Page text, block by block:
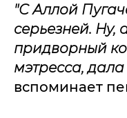
"С Аллой
серьезней. Ну,
придворный
мэтресса, дала
вспоминает